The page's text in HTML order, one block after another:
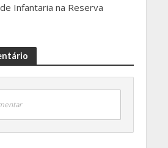
Infantaria na Reserva